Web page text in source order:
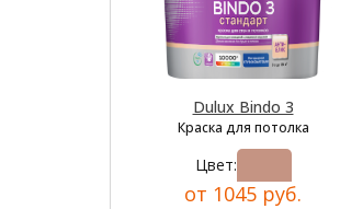
Dulux Bindo 3
Краска для потолка
Цвет:
от 1045 руб.